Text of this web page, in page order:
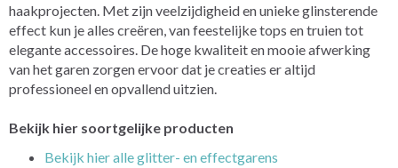
haakprojecten. Met zijn veelzijdigheid en unieke glinsterende
effect kun je alles creëren, van feestelijke tops en truien tot
elegante accessoires. De hoge kwaliteit en mooie afwerking
van het garen zorgen ervoor dat je creaties er altijd
professioneel en opvallend uitzien.
Bekijk hier soortgelijke producten
Bekijk hier alle glitter- en effectgarens